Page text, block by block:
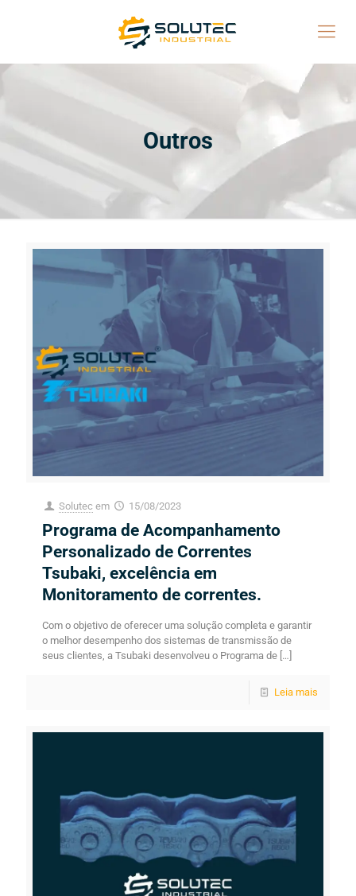
Outros
Solutec em 15/08/2023
Programa de Acompanhamento
Personalizado de Correntes
Tsubaki, excelência em
Monitoramento de correntes.
Com o objetivo de oferecer uma solução completa e garantir
o melhor desempenho dos sistemas de transmissão de
seus clientes, a Tsubaki desenvolveu o Programa de […]
Leia mais